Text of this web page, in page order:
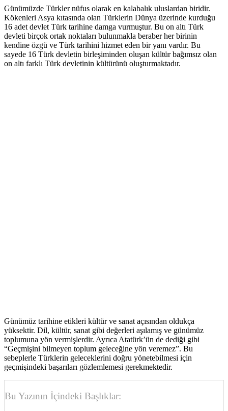
Günümüzde Türkler nüfus olarak en kalabalık uluslardan biridir.
Kökenleri Asya kıtasında olan Türklerin Dünya üzerinde kurduğu
16 adet devlet Türk tarihine damga vurmuştur. Bu on altı Türk
devleti birçok ortak noktaları bulunmakla beraber her birinin
kendine özgü ve Türk tarihini hizmet eden bir yanı vardır. Bu
sayede 16 Türk devletin birleşiminden oluşan kültür bağımsız olan
on altı farklı Türk devletinin kültürünü oluşturmaktadır.
Günümüz tarihine etikleri kültür ve sanat açısından oldukça
yüksektir. Dil, kültür, sanat gibi değerleri aşılamış ve günümüz
toplumuna yön vermişlerdir. Ayrıca Atatürk’ün de dediği gibi
“Geçmişini bilmeyen toplum geleceğine yön veremez”. Bu
sebeplerle Türklerin geleceklerini doğru yönetebilmesi için
geçmişindeki başarıları gözlemlemesi gerekmektedir.
Bu Yazının İçindeki Başlıklar: